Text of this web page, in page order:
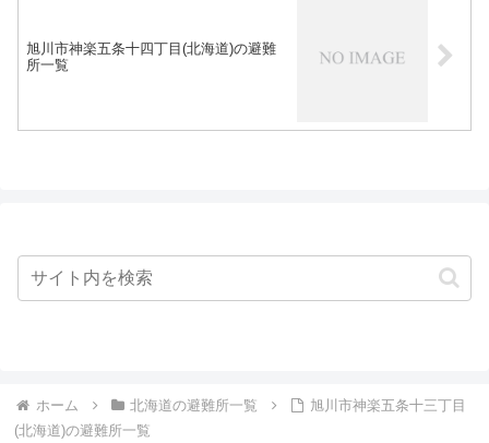
旭川市神楽五条十四丁目(北海道)の避難
所一覧
ホーム 北海道の避難所一覧
旭川市神楽五条十三丁目
(北海道)の避難所一覧